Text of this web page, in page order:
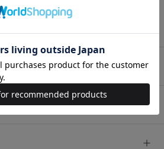
size4 / ladies model：163cm size4